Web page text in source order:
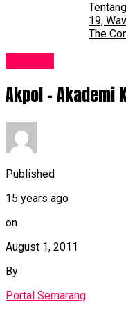
19,
The
Akpol – Akademi
Published
15 years ago
on
August 1, 2011
By
Portal Semarang